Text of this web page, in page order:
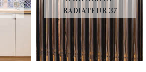
RADIATEUR 37